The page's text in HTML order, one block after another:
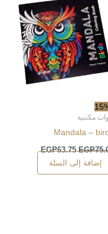
مكتبية
Mandala –
EGP
EGP63.75
إضافة إلى السلة